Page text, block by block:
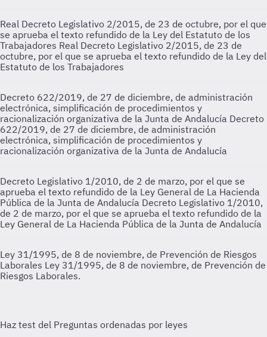
Real Decreto Legislativo 2/2015, de 23 de octubre, por el que
se aprueba el texto refundido de la Ley del Estatuto de los
Trabajadores Real Decreto Legislativo 2/2015, de 23 de
octubre, por el que se aprueba el texto refundido de la Ley del
Estatuto de los Trabajadores
Decreto 622/2019, de 27 de diciembre, de administración
electrónica, simplificación de procedimientos y
racionalización organizativa de la Junta de Andalucía Decreto
622/2019, de 27 de diciembre, de administración
electrónica, simplificación de procedimientos y
racionalización organizativa de la Junta de Andalucía
Decreto Legislativo 1/2010, de 2 de marzo, por el que se
aprueba el texto refundido de la Ley General de La Hacienda
Pública de la Junta de Andalucía Decreto Legislativo 1/2010,
de 2 de marzo, por el que se aprueba el texto refundido de la
Ley General de La Hacienda Pública de la Junta de Andalucía
Ley 31/1995, de 8 de noviembre, de Prevención de Riesgos
Laborales Ley 31/1995, de 8 de noviembre, de Prevención de
Riesgos Laborales.